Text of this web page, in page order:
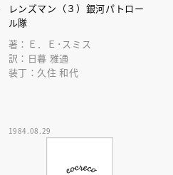
レンズマン（３）銀河パトロー
ル隊
著：Ｅ．Ｅ･スミス
訳：日暮 雅通
装丁：久住 和代
1984.08.29